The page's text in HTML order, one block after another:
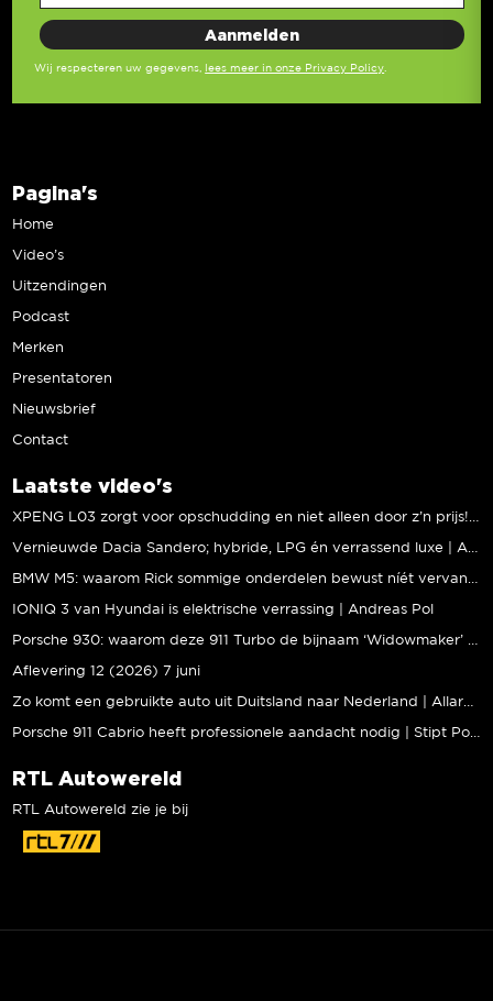
Wij respecteren uw gegevens, lees meer in onze Privacy Policy
Pagina's
Home
Video’s
Uitzendingen
Podcast
Merken
Presentatoren
Nieuwsbrief
Contact
Laatste video's
IONIQ 3 van Hyundai is elektrische verrassing | Andreas Pol
Aflevering 12 (2026) 7 juni
RTL Autowereld
RTL Autowereld zie je bij